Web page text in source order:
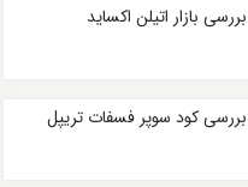
بررسی بازار اتیلن اکساید
بررسی کود سوپر فسفات تریپل